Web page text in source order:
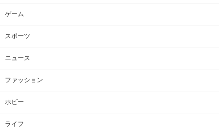
ゲーム
スポーツ
ニュース
ファッション
ホビー
ライフ